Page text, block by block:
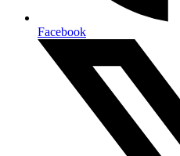
Facebook